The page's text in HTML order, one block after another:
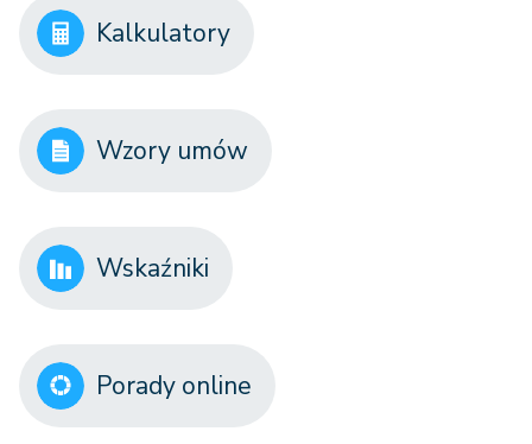
Kalkulatory
Wzory umów
Wskaźniki
Porady online